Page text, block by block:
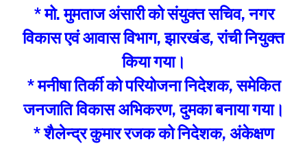
* मो. मुमताज अंसारी को संयुक्त सचिव, नगर
विकास एवं आवास विभाग, झारखंड, रांची नियुक्त
किया गया।
* मनीषा तिर्की को परियोजना निदेशक, समेकित
जनजाति विकास अभिकरण, दुमका बनाया गया।
* शैलेन्द्र कुमार रजक को निदेशक, अंकेक्षण